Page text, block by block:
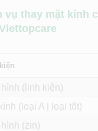
vụ thay mặt kính
hình (linh kiện)
(loại A | loại tốt)
hình (zin)